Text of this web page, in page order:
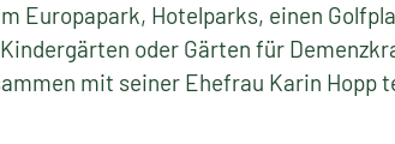
Europapark, Hotelparks, einen
oder Gärten für
mit seiner Ehefrau Karin Hopp